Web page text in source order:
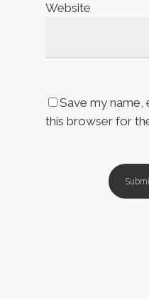
Website
Save my name,
this browser for